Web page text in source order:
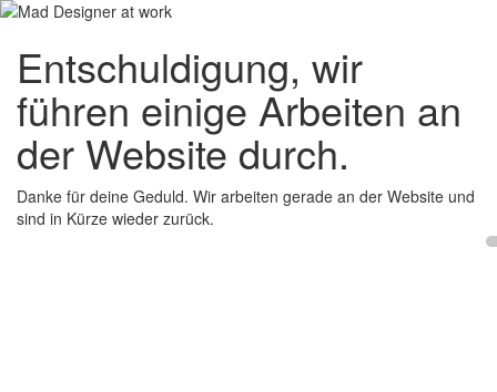
Entschuldigung, wir
führen einige Arbeiten an
der Website durch.
Danke für deine Geduld. Wir arbeiten gerade an der Website und
sind in Kürze wieder zurück.